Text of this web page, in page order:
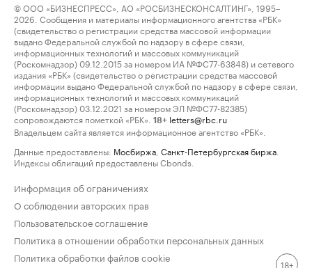
© ООО «БИЗНЕСПРЕСС», АО «РОСБИЗНЕСКОНСАЛТИНГ», 1995–
2026. Сообщения и материалы информационного агентства «РБК»
(свидетельство о регистрации средства массовой информации
выдано Федеральной службой по надзору в сфере связи,
информационных технологий и массовых коммуникаций
(Роскомнадзор) 09.12.2015 за номером ИА №ФС77-63848) и сетевого
издания «РБК» (свидетельство о регистрации средства массовой
информации выдано Федеральной службой по надзору в сфере связи,
информационных технологий и массовых коммуникаций
(Роскомнадзор) 03.12.2021 за номером ЭЛ №ФС77-82385)
сопровождаются пометкой «РБК».
18+ letters@rbc.ru
Владельцем сайта является информационное агентство «РБК».
Данные предоставлены: Мосбиржа Санкт-Петербургская биржа
Индексы облигаций предоставлены Cbonds.
Информация об ограничениях
О соблюдении авторских прав
Пользовательское соглашение
Политика в отношении обработки персональных данных
Политика обработки файлов cookie
18+